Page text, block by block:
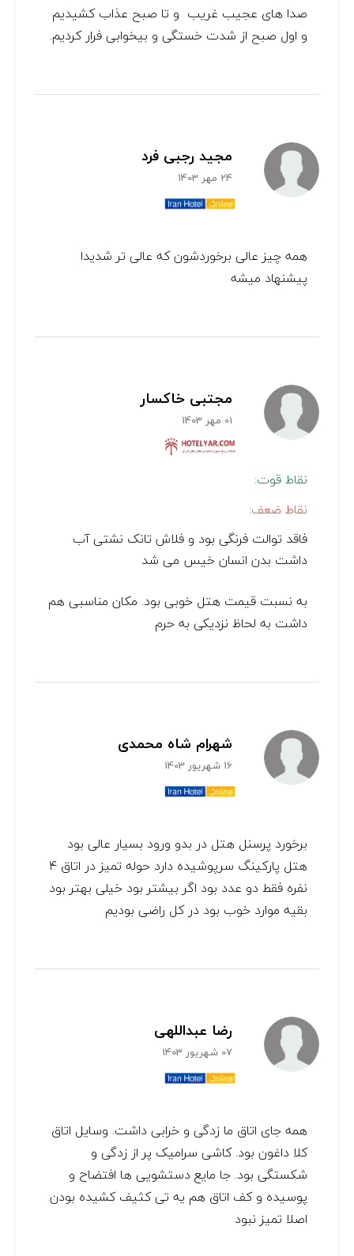
صدا های عجیب غریب ‌ و تا صبح عذاب کشیدیم
و اول صبح از شدت خستگی و بیخوابی فرار کردیم.
مجید رجبی فرد
24 مهر 1403
همه چیز عالی برخوردشون که عالی تر شدیدا
پیشنهاد میشه
مجتبی خاکسار
01 مهر 1403
نقاط قوت:
نقاط ضعف:
فاقد توالت فرنگی بود و فلاش تانک نشتی آب
داشت بدن انسان خیس می شد
به نسبت قیمت هتل خوبی بود. مکان مناسبی هم
داشت به لحاظ نزدیکی به حرم
شهرام شاه محمدی
16 شهریور 1403
برخورد پرسنل هتل در بدو ورود بسیار عالی بود
هتل پارکینگ سرپوشیده دارد حوله تمیز در اتاق ۴
نفره فقط دو عدد بود اگر بیشتر بود خیلی بهتر بود
بقیه موارد خوب بود در کل راضی بودیم
رضا عبداللهی
07 شهریور 1403
همه جای اتاق ما زدگی و خرابی داشت. وسایل اتاق
کلا داغون بود. کاشی سرامیک پر از زدگی و
شکستگی بود. جا مایع دستشویی ها افتضاح و
پوسیده و کف اتاق هم یه تی کثیف کشیده بودن
اصلا تمیز نبود